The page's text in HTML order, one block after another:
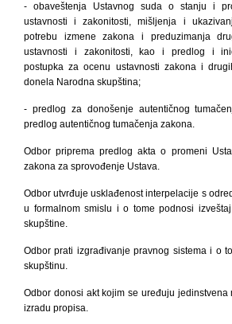
- obaveštenja Ustavnog suda o stanju i
ustavnosti i zakonitosti, mišljenja i
potrebu izmene zakona i preduzimanja
ustavnosti i zakonitosti, kao i predlog i
postupka za ocenu ustavnosti zakona i
donela Narodna skupština;
- predlog za donošenje autentičnog
predlog autentičnog tumačenja zakona.
Odbor priprema predlog akta o promeni
zakona za sprovođenje Ustava.
Odbor utvrđuje usklađenost interpelacije s
u formalnom smislu i o tome podnosi
skupštine.
Odbor prati izgrađivanje pravnog sistema i o
skupštinu.
Odbor donosi akt kojim se uređuju jedinstvena
izradu propisa.